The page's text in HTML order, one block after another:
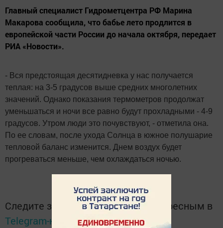
Главный специалист Гидрометцентра РФ Марина
Макарова сообщила, что бабье лето продлится в
европейской части России до начала октября, передает
РИА «Новости».
- Вся предстоящая десятидневка у нас получается
теплая: на 3-5 градусов выше средних многолетних
значений. Однако показания термометров продолжат
уменьшаться и ночи все равно будут прохладными - 4-9
градусов. Утром люди это почувствуют, - отметила она.
По ее словам, после ухода Солнца в южное полушарие
тепловой баланс изменится. Днем воздух будет
прогреваться меньше, чем охлаждаться ночью.
Следите за самым важным и интересным в
Telegram-каналеТатмедиа